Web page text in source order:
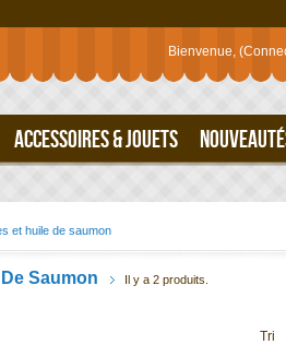
Bienvenue,
ACCESSOIRES & JOUETS
et huile de saumon
Saumon Il y a 2 produits.
Tri